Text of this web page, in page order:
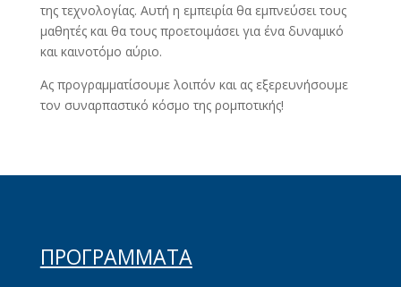
της τεχνολογίας. Αυτή η εμπειρία θα εμπνεύσει τους
μαθητές και θα τους προετοιμάσει για ένα δυναμικό
και καινοτόμο αύριο.
Ας προγραμματίσουμε λοιπόν και ας εξερευνήσουμε
τον συναρπαστικό κόσμο της ρομποτικής!
ΠΡΟΓΡΑΜΜΑΤΑ